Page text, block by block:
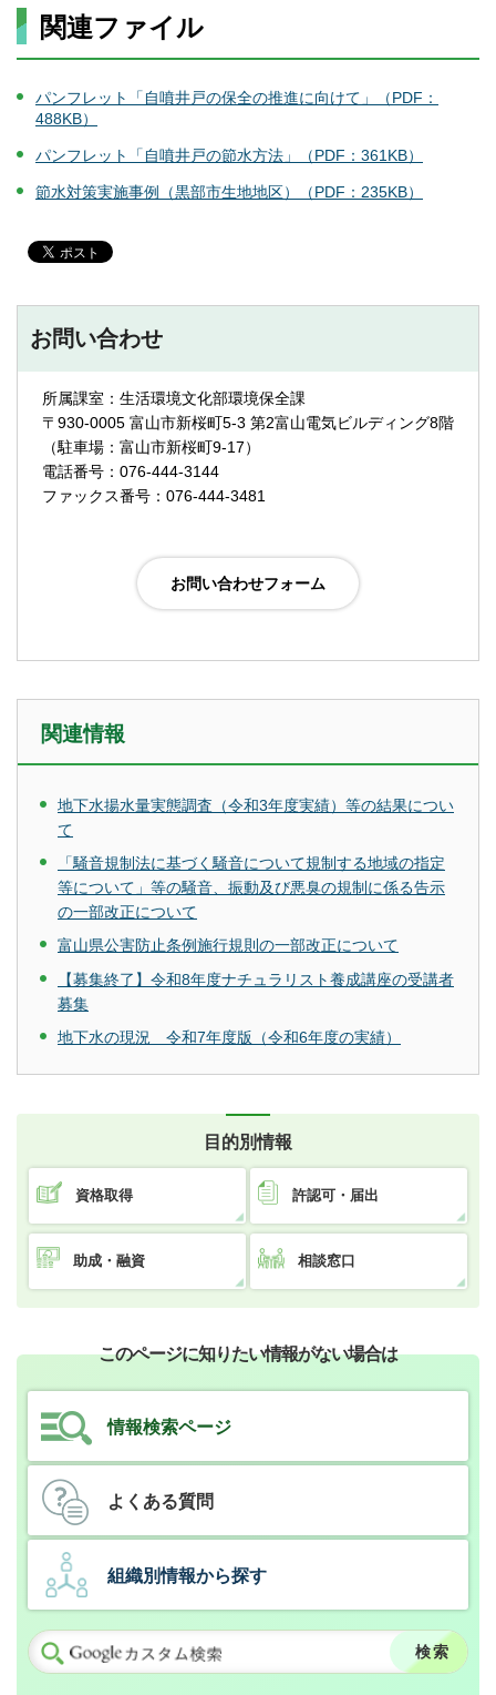
関連ファイル
パンフレット「自噴井戸の保全の推進に向けて」（PDF：
488KB）
パンフレット「自噴井戸の節水方法」（PDF：361KB）
節水対策実施事例（黒部市生地地区）（PDF：235KB）
お問い合わせ
所属課室：生活環境文化部環境保全課
〒930-0005 富山市新桜町5-3 第2富山電気ビルディング8階
（駐車場：富山市新桜町9-17）
電話番号：076-444-3144
ファックス番号：076-444-3481
関連情報
地下水揚水量実態調査（令和3年度実績）等の結果につい
て
「騒音規制法に基づく騒音について規制する地域の指定
等について」等の騒音、振動及び悪臭の規制に係る告示
の一部改正について
富山県公害防止条例施行規則の一部改正について
【募集終了】令和8年度ナチュラリスト養成講座の受講者
募集
地下水の現況 令和7年度版（令和6年度の実績）
目的別情報
資格取得 許認可・届出
助成・融資 相談窓口
このページに知りたい情報がない場合は
情報検索ページ
よくある質問
組織別情報から探す